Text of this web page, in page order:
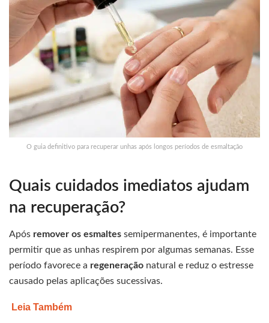
O guia definitivo para recuperar unhas após longos períodos de esmaltação
Quais cuidados imediatos ajudam
na recuperação?
Após remover os esmaltes semipermanentes, é importante
permitir que as unhas respirem por algumas semanas. Esse
período favorece a regeneração natural e reduz o estresse
causado pelas aplicações sucessivas.
Leia Também